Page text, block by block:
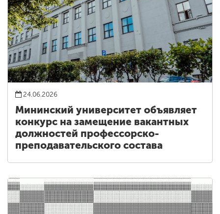
24.06.2026
Мининский университет объявляет
конкурс на замещение вакантных
должностей профессорско-
преподавательского состава